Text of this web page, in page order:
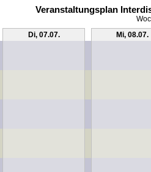
Veranstaltungsplan
Di, 07.07.
Mi, 08.07.